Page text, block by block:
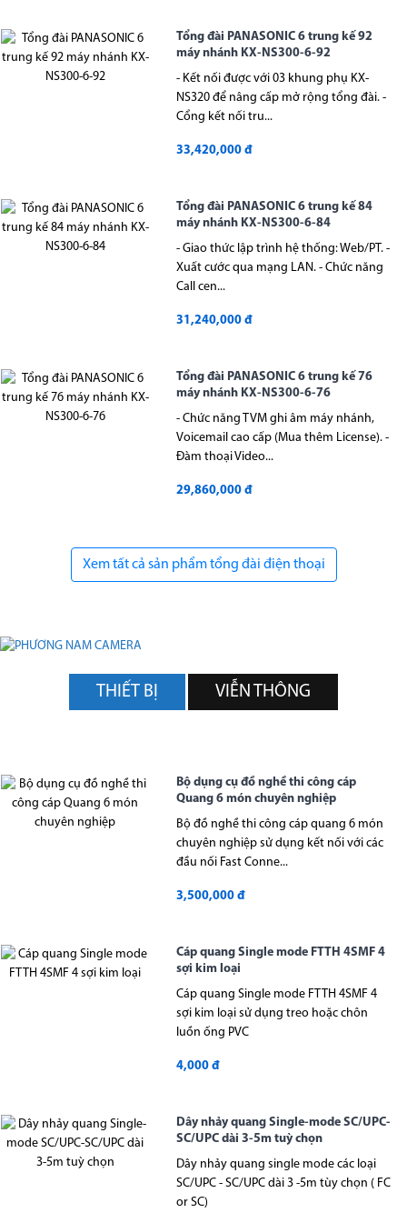
Tổng đài PANASONIC 6 trung kế 92
máy nhánh KX-NS300-6-92
- Kết nối được với 03 khung phụ KX-
NS320 để nâng cấp mở rộng tổng đài. -
Cổng kết nối tru...
33,420,000 đ
Tổng đài PANASONIC 6 trung kế 84
máy nhánh KX-NS300-6-84
- Giao thức lập trình hệ thống: Web/PT. -
Xuất cước qua mạng LAN. - Chức năng
Call cen...
31,240,000 đ
Tổng đài PANASONIC 6 trung kế 76
máy nhánh KX-NS300-6-76
- Chức năng TVM ghi âm máy nhánh,
Voicemail cao cấp (Mua thêm License). -
Đàm thoại Video...
29,860,000 đ
Xem tất cả sản phẩm tổng đài điện thoại
THIẾT BỊ VIỄN THÔNG
Bộ dụng cụ đồ nghề thi công cáp
Quang 6 món chuyên nghiệp
Bộ đồ nghề thi công cáp quang 6 món
chuyên nghiệp sử dụng kết nối với các
đầu nối Fast Conne...
3,500,000 đ
Cáp quang Single mode FTTH 4SMF 4
sợi kim loại
Cáp quang Single mode FTTH 4SMF 4
sợi kim loại sử dụng treo hoặc chôn
luồn ống PVC
4,000 đ
Dây nhảy quang Single-mode SC/UPC-
SC/UPC dài 3-5m tuỳ chọn
Dây nhảy quang single mode các loại
SC/UPC - SC/UPC dài 3 -5m tùy chọn ( FC
or SC)